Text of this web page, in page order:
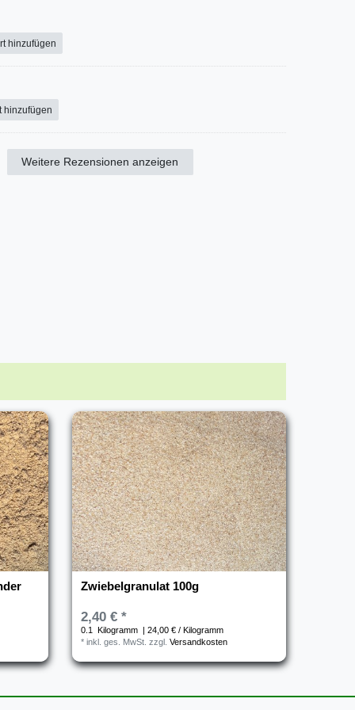
hinzufügen
hinzufügen
Weitere Rezensionen anzeigen
Zwiebelgranulat 100g
2,40 € *
0.1 Kilogramm
| 24,00 € / Kilogramm
*inkl. ges. MwSt. zzgl.Versandkosten